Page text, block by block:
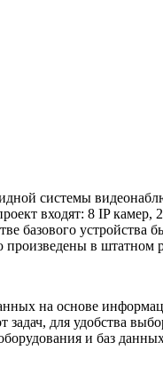
системы
входят: 8 IP
базового
произведены в штатном
на основе
для удобства
и баз